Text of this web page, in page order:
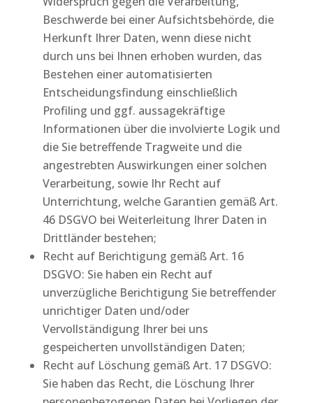
Beschwerde bei einer Aufsichtsbehörde, die
Herkunft Ihrer Daten, wenn diese nicht
durch uns bei Ihnen erhoben wurden, das
Bestehen einer automatisierten
Entscheidungsfindung einschließlich
Profiling und ggf. aussagekräftige
Informationen über die involvierte Logik und
die Sie betreffende Tragweite und die
angestrebten Auswirkungen einer solchen
Verarbeitung, sowie Ihr Recht auf
Unterrichtung, welche Garantien gemäß Art.
46 DSGVO bei Weiterleitung Ihrer Daten in
Drittländer bestehen;
Recht auf Berichtigung gemäß Art. 16
DSGVO: Sie haben ein Recht auf
unverzügliche Berichtigung Sie betreffender
unrichtiger Daten und/oder
Vervollständigung Ihrer bei uns
gespeicherten unvollständigen Daten;
Recht auf Löschung gemäß Art. 17 DSGVO:
Sie haben das Recht, die Löschung Ihrer